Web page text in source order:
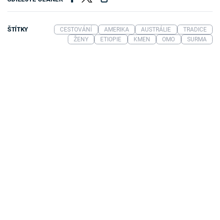
ŠTÍTKY CESTOVÁNÍ AMERIKA AUSTRÁLIE
TRADICE
ŽENY
ETIOPIE KMEN OMO SURMA